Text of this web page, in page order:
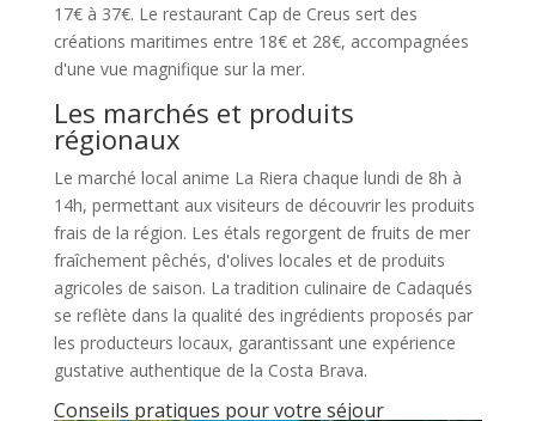
17€ à 37€. Le restaurant Cap de Creus sert des
créations maritimes entre 18€ et 28€, accompagnées
d'une vue magnifique sur la mer.
Les marchés et produits
régionaux
Le marché local anime La Riera chaque lundi de 8h à
14h, permettant aux visiteurs de découvrir les produits
frais de la région. Les étals regorgent de fruits de mer
fraîchement pêchés, d'olives locales et de produits
agricoles de saison. La tradition culinaire de Cadaqués
se reflète dans la qualité des ingrédients proposés par
les producteurs locaux, garantissant une expérience
gustative authentique de la Costa Brava.
Conseils pratiques pour votre séjour